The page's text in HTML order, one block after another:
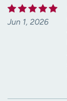
Jun 1, 2026